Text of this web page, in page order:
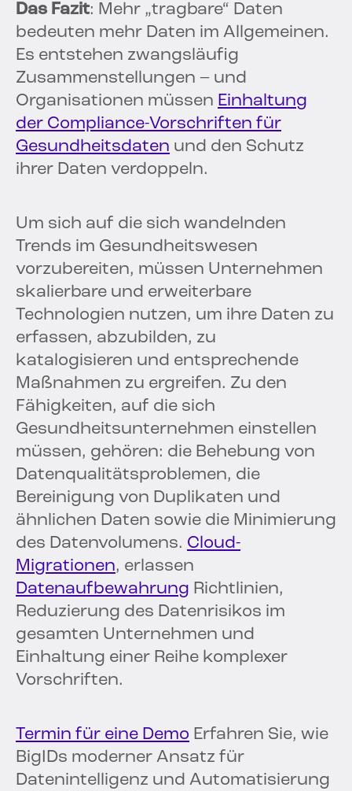
Das Fazit: Mehr „tragbare“ Daten
bedeuten mehr Daten im Allgemeinen.
Es entstehen zwangsläufig
Zusammenstellungen – und
Organisationen müssen Einhaltung
der Compliance-Vorschriften für
Gesundheitsdaten und den Schutz
ihrer Daten verdoppeln.
Um sich auf die sich wandelnden
Trends im Gesundheitswesen
vorzubereiten, müssen Unternehmen
skalierbare und erweiterbare
Technologien nutzen, um ihre Daten zu
erfassen, abzubilden, zu
katalogisieren und entsprechende
Maßnahmen zu ergreifen. Zu den
Fähigkeiten, auf die sich
Gesundheitsunternehmen einstellen
müssen, gehören: die Behebung von
Datenqualitätsproblemen, die
Bereinigung von Duplikaten und
ähnlichen Daten sowie die Minimierung
des Datenvolumens. Cloud-
Migrationen, erlassen
Datenaufbewahrung Richtlinien,
Reduzierung des Datenrisikos im
gesamten Unternehmen und
Einhaltung einer Reihe komplexer
Vorschriften.
Termin für eine Demo Erfahren Sie, wie
BigIDs moderner Ansatz für
Datenintelligenz und Automatisierung